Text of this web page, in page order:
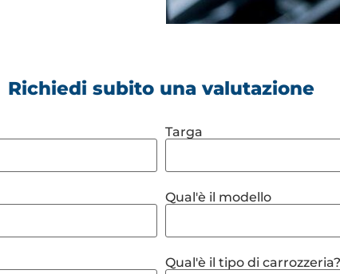
Richiedi subito una valutazione
Targa
Qual'è il modello
Qual'è il tipo di carrozzeria?